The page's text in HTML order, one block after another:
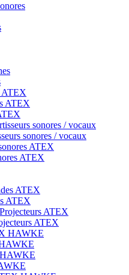
ATEX
sonores / vocaux
ATEX
ATEX
ATEX